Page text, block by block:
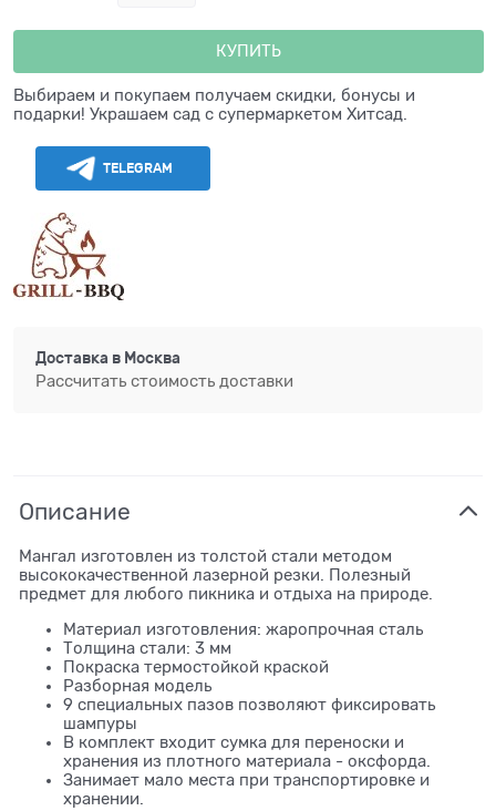
КУПИТЬ
Выбираем и покупаем получаем скидки, бонусы и
подарки! Украшаем сад с супермаркетом Хитсад.
TELEGRAM
Доставка в Москва
Рассчитать стоимость доставки
Описание
Мангал изготовлен из толстой стали методом
высококачественной лазерной резки. Полезный
предмет для любого пикника и отдыха на природе.
Материал изготовления: жаропрочная сталь
Толщина стали: 3 мм
Покраска термостойкой краской
Разборная модель
9 специальных пазов позволяют фиксировать
шампуры
В комплект входит сумка для переноски и
хранения из плотного материала - оксфорда.
Занимает мало места при транспортировке и
хранении.